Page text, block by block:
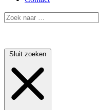
Sluit zoeken